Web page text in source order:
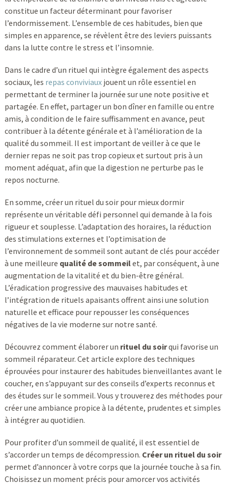
constitue un facteur déterminant pour favoriser
l’endormissement. L’ensemble de ces habitudes, bien que
simples en apparence, se révèlent être des leviers puissants
dans la lutte contre le stress et l’insomnie.
Dans le cadre d’un rituel qui intègre également des aspects
sociaux, les repas conviviauxjouent un rôle essentiel en
permettant de terminer la journée sur une note positive et
partagée. En effet, partager un bon dîner en famille ou entre
amis, à condition de le faire suffisamment en avance, peut
contribuer à la détente générale et à l’amélioration de la
qualité du sommeil. Il est important de veiller à ce que le
dernier repas ne soit pas trop copieux et surtout pris à un
moment adéquat, afin que la digestion ne perturbe pas le
repos nocturne.
En somme, créer un rituel du soir pour mieux dormir
représente un véritable défi personnel qui demande à la fois
rigueur et souplesse. L’adaptation des horaires, la réduction
des stimulations externes et l’optimisation de
l’environnement de sommeil sont autant de clés pour accéder
à une meilleure qualité de sommeilet, par conséquent, à une
augmentation de la vitalité et du bien-être général.
L’éradication progressive des mauvaises habitudes et
l’intégration de rituels apaisants offrent ainsi une solution
naturelle et efficace pour repousser les conséquences
négatives de la vie moderne sur notre santé.
Découvrez comment élaborer un rituel du soirqui favorise un
sommeil réparateur. Cet article explore des techniques
éprouvées pour instaurer des habitudes bienveillantes avant le
coucher, en s’appuyant sur des conseils d’experts reconnus et
des études sur le sommeil. Vous y trouverez des méthodes pour
créer une ambiance propice à la détente, prudentes et simples
à intégrer au quotidien.
Pour profiter d’un sommeil de qualité, il est essentiel de
s’accorder un temps de décompression. Créer un rituel du soir
permet d’annoncer à votre corps que la journée touche à sa fin.
Choisissez un moment précis pour amorcer vos activités